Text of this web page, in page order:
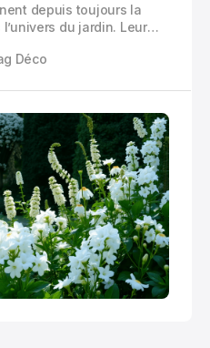
depuis toujours la
du jardin. Leur
verts, créant des
Déco